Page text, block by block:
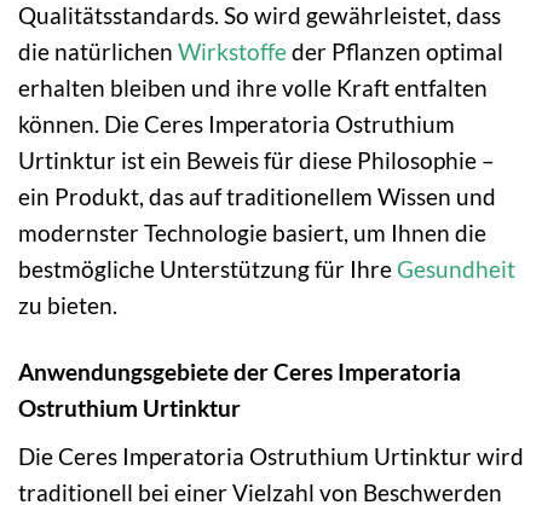
Qualitätsstandards. So wird gewährleistet, dass
die natürlichen Wirkstoffeder Pflanzen optimal
erhalten bleiben und ihre volle Kraft entfalten
können. Die Ceres Imperatoria Ostruthium
Urtinktur ist ein Beweis für diese Philosophie –
ein Produkt, das auf traditionellem Wissen und
modernster Technologie basiert, um Ihnen die
bestmögliche Unterstützung für Ihre Gesundheit
zu bieten.
Anwendungsgebiete der Ceres Imperatoria
Ostruthium Urtinktur
Die Ceres Imperatoria Ostruthium Urtinktur wird
traditionell bei einer Vielzahl von Beschwerden